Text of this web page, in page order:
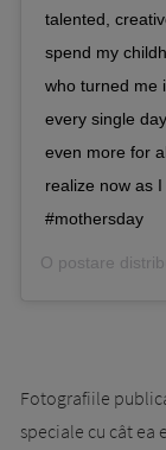
talented,
spend my
who turned me
every single
even more for
realize now as
#mothersday
O postare
Fotografiile
speciale cu cât ea